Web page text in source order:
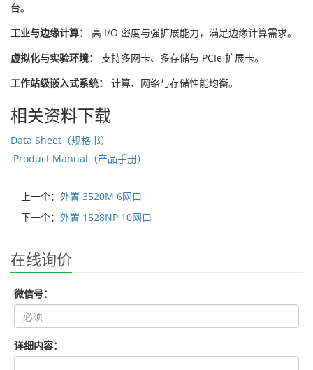
台。
工业与边缘计算：
高 I/O 密度与强扩展能力，满足边缘计算需求。
虚拟化与实验环境：
支持多网卡、多存储与 PCIe 扩展卡。
工作站级嵌入式系统：
计算、网络与存储性能均衡。
相关资料下载
Data Sheet（规格书）
Product Manual（产品手册）
上一个： 外置 3520M 6网口
下一个： 外置 1528NP 10网口
在线询价
微信号：
详细内容：